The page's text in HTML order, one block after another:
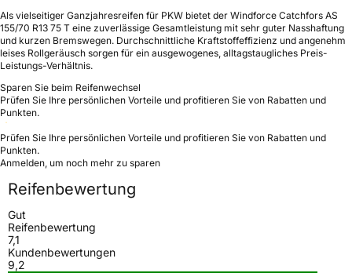
Als vielseitiger Ganzjahresreifen für PKW bietet der Windforce Catchfors AS
155/70 R13 75 T eine zuverlässige Gesamtleistung mit sehr guter Nasshaftung
und kurzen Bremswegen. Durchschnittliche Kraftstoffeffizienz und angenehm
leises Rollgeräusch sorgen für ein ausgewogenes, alltagstaugliches Preis-
Leistungs-Verhältnis.
Sparen Sie beim Reifenwechsel
Prüfen Sie Ihre persönlichen Vorteile und profitieren Sie von Rabatten und
Punkten.
Prüfen Sie Ihre persönlichen Vorteile und profitieren Sie von Rabatten und
Punkten.
Anmelden, um noch mehr zu sparen
Reifenbewertung
Gut
Reifenbewertung
7,1
Kundenbewertungen
9,2